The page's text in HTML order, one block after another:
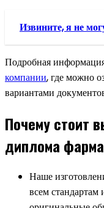
Извините, я не
Подробная
компании, где можно
вариантами
Почему стоит
диплома
Наше
всем